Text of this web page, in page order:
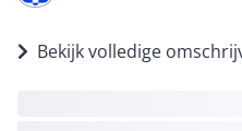
Bekijk volledige